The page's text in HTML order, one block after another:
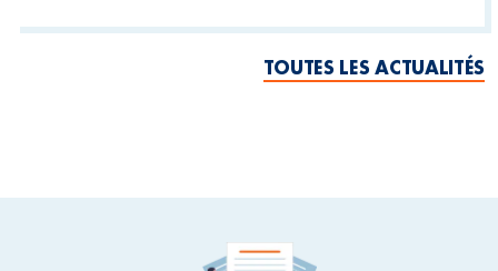
TOUTES LES ACTUALITÉS